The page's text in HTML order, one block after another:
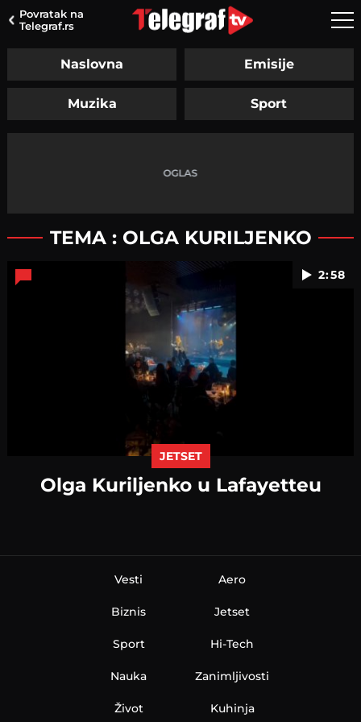
Povratak na
Telegraf.rs
Naslovna Emisije
Muzika Sport
TEMA : OLGA KURILJENKO
2:58
JETSET
Olga Kuriljenko u Lafayetteu
Vesti
Biznis
Sport
Nauka
Aero
Jetset
Hi-Tech
Zanimljivosti
Život Kuhinja